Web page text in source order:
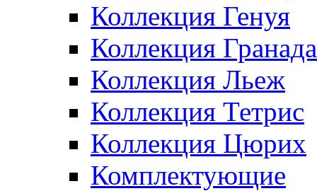
Коллекция Генуя
Коллекция Гранада
Коллекция Льеж
Коллекция Тетрис
Коллекция Цюрих
Комплектующие